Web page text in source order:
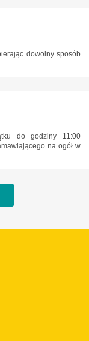
dowolny sposób
do godziny 11:00
na ogół w